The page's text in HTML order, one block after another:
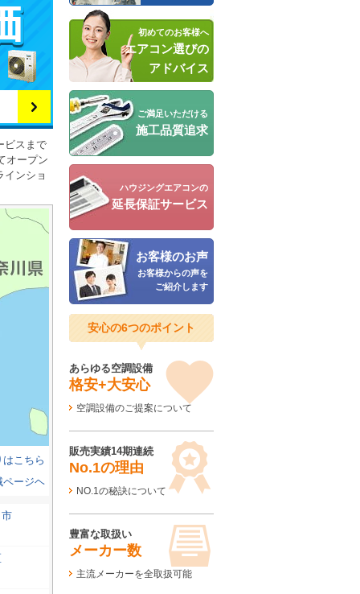
ビスまで
オープン
ンショ
こちら
ページヘ
初めてのお客様へ
エアコン選びの
アドバイス
ご満足いただける
施工品質追求
ハウジングエアコンの
延長保証サービス
お客様のお声
お客様からの声を
ご紹介します
安心の6つのポイント
あらゆる空調設備
格安+大安心
空調設備のご提案について
販売実績14期連続
No.1の理由
NO.1の秘訣について
豊富な取扱い
メーカー数
主流メーカーを全取扱可能